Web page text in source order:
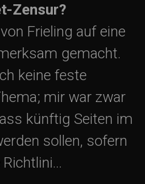
Zensur?
Frieling auf eine
gemacht.
keine feste
mir war zwar
künftig Seiten im
sollen, sofern